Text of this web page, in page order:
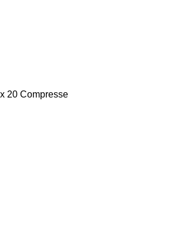
20 Compresse